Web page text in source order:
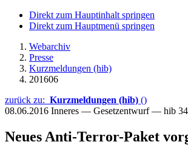
Direkt zum Hauptinhalt springen
Direkt zum Hauptmenü springen
Webarchiv
Presse
Kurzmeldungen (hib)
201606
zurück zu: Kurzmeldungen (hib) ()
08.06.2016 Inneres — Gesetzentwurf — hib
Neues Anti-Terror-Paket